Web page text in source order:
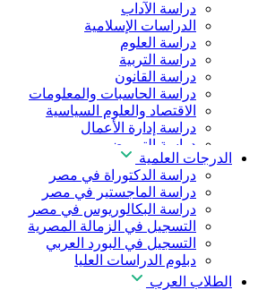
دراسة الآداب
الدراسات الإسلامية
دراسة العلوم
دراسة التربية
دراسة القانون
دراسة الحاسبات والمعلومات
الاقتصاد والعلوم السياسية
دراسة إدارة الأعمال
دراسة التمريض
دراسة طب الأسنان
دراسة الصيدلة
دراسة العلوم الصحية
دراسة العلاج الطبيعي
دراسة الذكاء الاصطناعي
دراسة الأمن السيبراني
الدرجات العلمية
دراسة الدكتوراة في مصر
دراسة الماجستير في مصر
دراسة البكالوريوس في مصر
التسجيل في الزمالة المصرية
التسجيل في البورد العربي
دبلوم الدراسات العليا
الطلاب العرب